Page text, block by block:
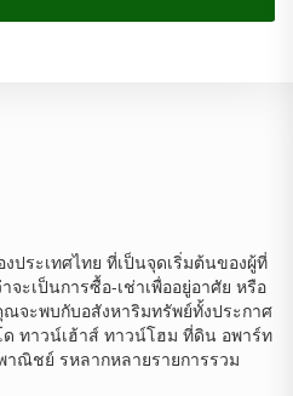
ประเทศไทย ที่เป็นจุดเริ่มต้นของผู้ที่
จะเป็นการซื้อ-เช่าเพื่ออยู่อาศัย หรือ
จะพบกับอสังหาริมทรัพย์ทั้งประกาศ
ทาวน์เฮ้าส์ ทาวน์โฮม ที่ดิน อพาร์ท
ณิชย์ รหลากหลายรายการรวม